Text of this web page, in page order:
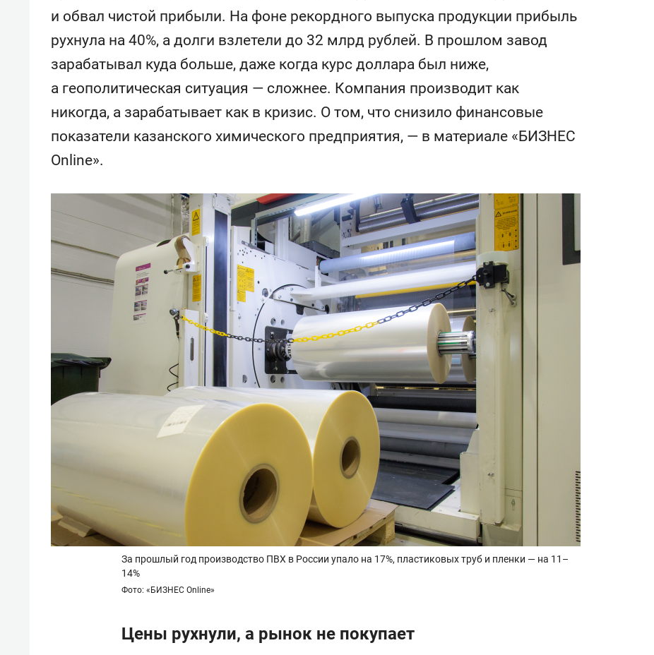
и обвал чистой прибыли. На фоне рекордного выпуска продукции прибыль
рухнула на 40%, а долги взлетели до 32 млрд рублей. В прошлом завод
зарабатывал куда больше, даже когда курс доллара был ниже,
а геополитическая ситуация — сложнее. Компания производит как
никогда, а зарабатывает как в кризис. О том, что снизило финансовые
показатели казанского химического предприятия, — в материале «БИЗНЕС
Online».
За прошлый год производство ПВХ в России упало на 17%, пластиковых труб и пленки — на 11–
14%
Фото: «БИЗНЕС Online»
Цены рухнули, а рынок не покупает
состоянием как основа
антихрупких команд